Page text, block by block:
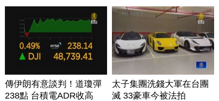
傳伊朗有意談判！道瓊彈
238點 台積電ADR收高
太子集團洗錢大軍在台團
滅 33豪車今被法拍